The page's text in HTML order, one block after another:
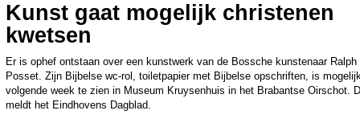
Intelligente mensen hebben een ding
gemeen: ze blijven laat op»
Kunst gaat mogelijk christenen
kwetsen
Er is ophef ontstaan over een kunstwerk van de Bossche kunstenaar Ralph
Posset. Zijn Bijbelse wc-rol, toiletpapier met Bijbelse opschriften, is
volgende week te zien in Museum Kruysenhuis in het Brabantse Oirschot.
meldt het Eindhovens Dagblad.